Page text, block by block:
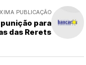
PUBLICAÇÃO
para
das Rerets